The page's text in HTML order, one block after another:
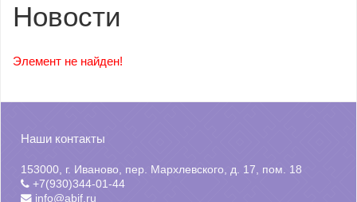
Новости
Элемент не найден!
Наши контакты
153000, г. Иваново, пер. Мархлевского, д. 17, пом. 18
+7(930)344-01-44
info@abif.ru